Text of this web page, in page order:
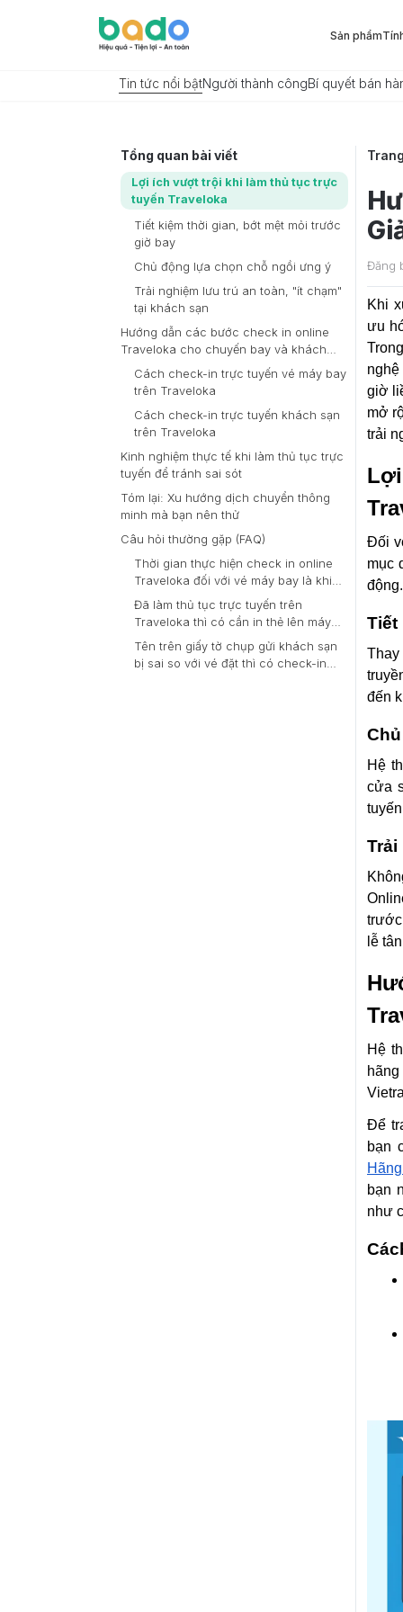
Sản phẩm
Tin tức nổi bậtNgười thành côngBí quyết bán
Tổng quan bài viết
Lợi ích vượt trội khi làm thủ tục trực
tuyến Traveloka
Tiết kiệm thời gian, bớt mệt mỏi trước
giờ bay
Chủ động lựa chọn chỗ ngồi ưng ý
Trải nghiệm lưu trú an toàn, "ít chạm"
tại khách sạn
Hướng dẫn các bước check in online
Traveloka cho chuyến bay và khách
sạn
Cách check-in trực tuyến vé máy bay
trên Traveloka
Cách check-in trực tuyến khách sạn
trên Traveloka
Kinh nghiệm thực tế khi làm thủ tục trực
tuyến để tránh sai sót
Tóm lại: Xu hướng dịch chuyển thông
minh mà bạn nên thử
Câu hỏi thường gặp (FAQ)
Thời gian thực hiện check in online
Traveloka đối với vé máy bay là khi
nào?
Đã làm thủ tục trực tuyến trên
Traveloka thì có cần in thẻ lên máy
bay ra giấy không?
Tên trên giấy tờ chụp gửi khách sạn
bị sai so với vé đặt thì có check-in
Đăng
Khi
ưu
giờ
mở
trải
Đối
mục
động.
Tiết
đến
Hệ
cửa
Trải
lễ
Hệ
Để
bạn
bạn
như